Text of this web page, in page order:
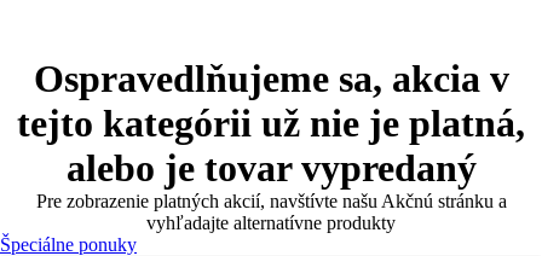
Ospravedlňujeme sa, akcia v
tejto kategórii už nie je platná,
alebo je tovar vypredaný
Pre zobrazenie platných akcií, navštívte našu Akčnú stránku a
vyhľadajte alternatívne produkty
Špeciálne ponuky